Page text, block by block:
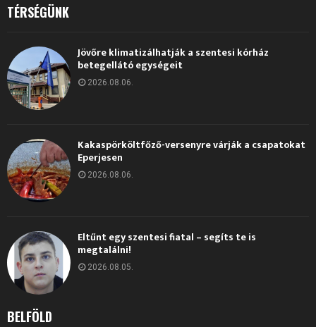
TÉRSÉGÜNK
Jövőre klimatizálhatják a szentesi kórház
betegellátó egységeit
2026.08.06.
Kakaspörköltfőző-versenyre várják a csapatokat
Eperjesen
2026.08.06.
Eltűnt egy szentesi fiatal – segíts te is
megtalálni!
2026.08.05.
BELFÖLD